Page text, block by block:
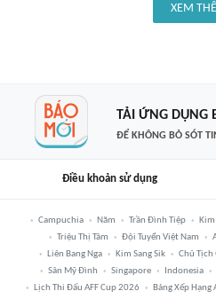
XEM
TẢI ỨNG DỤNG
ĐỂ KHÔNG BỎ SÓT
Điều khoản sử dụng
Campuchia Năm Trần Đình Tiệp Kim
Triệu Thị Tâm
Đội Tuyển Việt Nam
Liên Bang Nga
Kim Sang Sik Chủ Tịch
Sân Mỹ Đình
Singapore Indonesia
Lịch Thi Đấu AFF Cup 2026
Bảng Xếp Hạng